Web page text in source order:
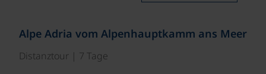
Alpe Adria vom Alpenhauptkamm ans Meer
Distanztour | 7 Tage